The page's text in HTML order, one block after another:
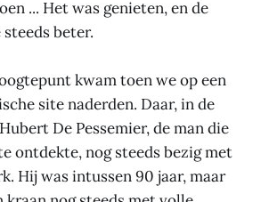
... Het was genieten, en de
beter.
kwam toen we op een
site naderden. Daar, in de
De Pessemier, de man die
ontdekte, nog steeds bezig met
Hij was intussen 90 jaar, maar